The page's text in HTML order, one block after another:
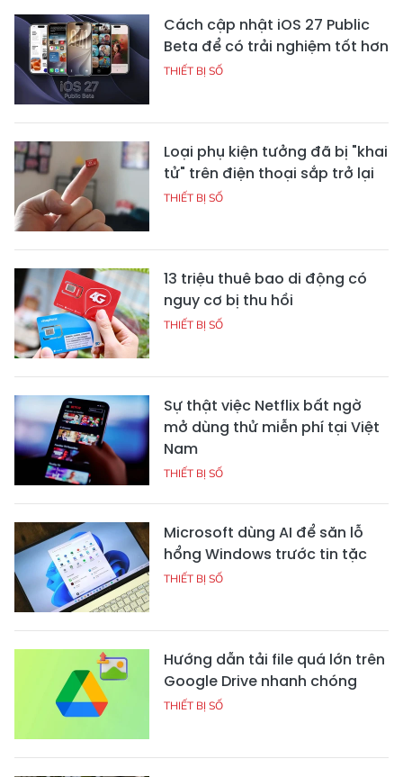
Cách cập nhật iOS 27 Public
Beta để có trải nghiệm tốt hơn
THIẾT BỊ SỐ
Loại phụ kiện tưởng đã bị "khai
tử" trên điện thoại sắp trở lại
THIẾT BỊ SỐ
13 triệu thuê bao di động có
nguy cơ bị thu hồi
THIẾT BỊ SỐ
Sự thật việc Netflix bất ngờ
mở dùng thử miễn phí tại Việt
Nam
THIẾT BỊ SỐ
Microsoft dùng AI để săn lỗ
hổng Windows trước tin tặc
THIẾT BỊ SỐ
Hướng dẫn tải file quá lớn trên
Google Drive nhanh chóng
THIẾT BỊ SỐ